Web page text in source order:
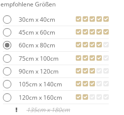
empfohlene Größen
30cm x 40cm
45cm x 60cm
60cm x 80cm
75cm x 100cm
90cm x 120cm
105cm x 140cm
120cm x 160cm
135cm x 180cm